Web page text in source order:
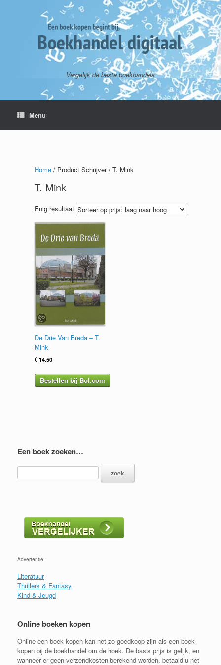
Vergelijk de beste boekhandels
Menu
Home / Product Schrijver / T. Mink
T. Mink
Enig resultaat
De Drie Van Breda – T.
Mink
€14.50
Bestellen bij Bol.com
Een boek zoeken…
Advertentie:
Literatuur
Thrillers & Fantasy
Kind & Jeugd
Online boeken kopen
Online een boek kopen kan net zo goedkoop zijn als een boek
kopen bij de boekhandel om de hoek. De basis prijs is gelijk, en
wanneer er geen verzendkosten berekend worden. betaald u net